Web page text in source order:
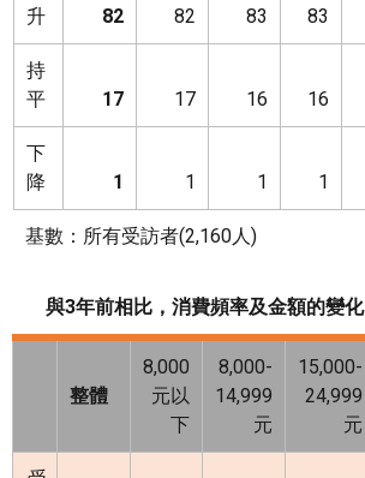
升
82 82 83 83
持
平
17 17 16 16
下
降
1 1 1 1
基數：所有受訪者(2,160人)
與3年前相比，消費頻率及金額的變
整體
8,000
元以
下
8,000-
14,999
元
15,000-
24,999
元